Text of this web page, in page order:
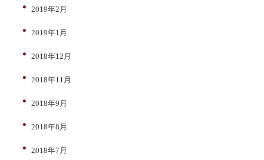
2019年2月
2019年1月
2018年12月
2018年11月
2018年9月
2018年8月
2018年7月